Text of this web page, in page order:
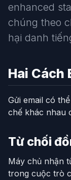
enhanced
chúng theo
hại danh
Hai Cách
Gửi email có
chế khác nhau
Từ chối
Máy chủ nhận
trong cuộc trò